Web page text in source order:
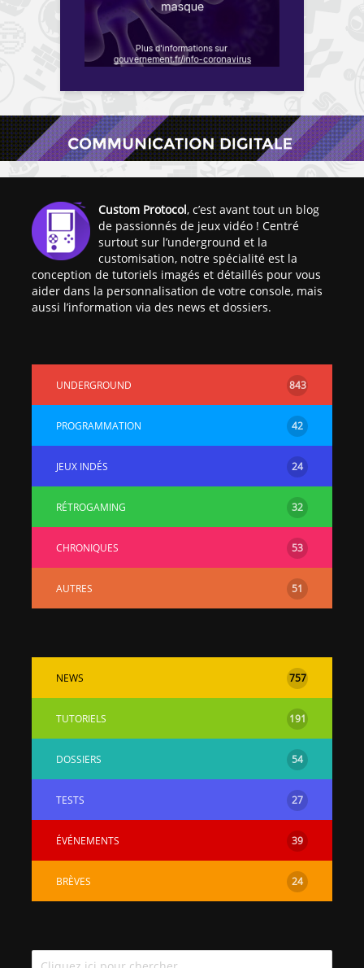
Custom Protocol, c’est avant tout un blog
de passionnés de jeux vidéo ! Centré
surtout sur l’underground et la
customisation, notre spécialité est la
conception de tutoriels imagés et détaillés pour vous
aider dans la personnalisation de votre console, mais
aussi l’information via des news et dossiers.
UNDERGROUND 843
PROGRAMMATION 42
JEUX INDÉS 24
RÉTROGAMING 32
CHRONIQUES 53
AUTRES 51
NEWS 757
TUTORIELS 191
DOSSIERS 54
TESTS 27
ÉVÉNEMENTS 39
BRÈVES 24